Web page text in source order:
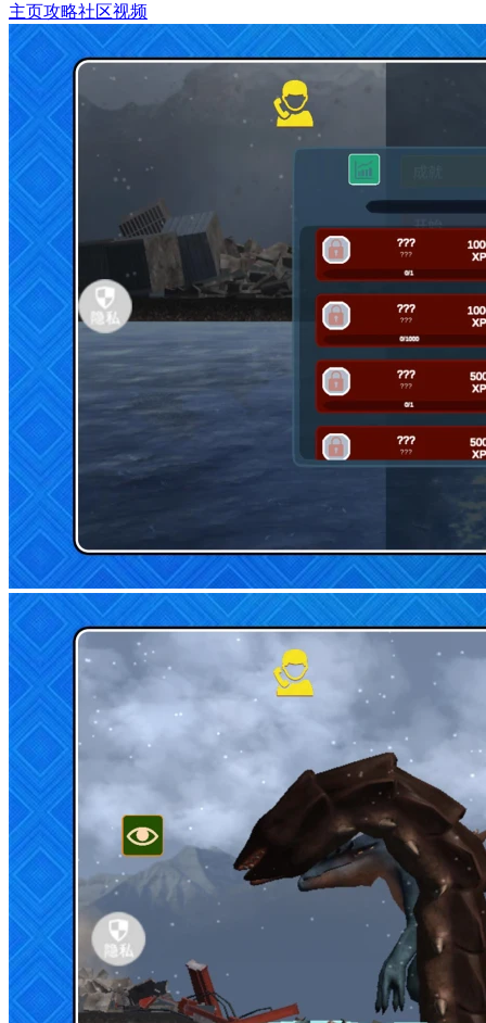
主页攻略社区视频